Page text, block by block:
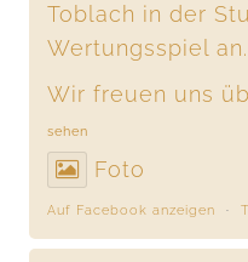
Toblach in der
Wertungsspiel an.
Wir freuen uns
sehen
Foto
Auf Facebook anzeigen ·